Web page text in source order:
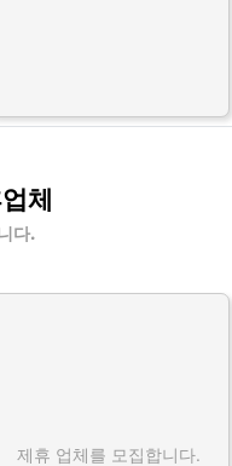
체
다.
제휴 업체를 모집합니다.